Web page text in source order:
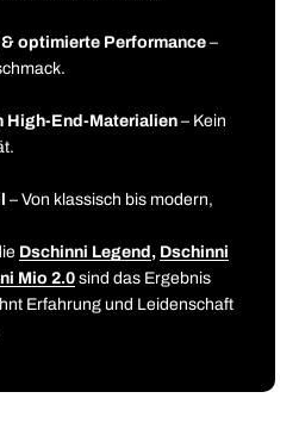
optimierte Performance –
High-End-Materialien – Kein
– Von klassisch bis modern,
Dschinni Legend , Dschinni
Mio 2.0sind das Ergebnis
Erfahrung und Leidenschaft